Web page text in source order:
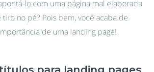
lo com uma página mal elaborada
no pé? Pois bem, você acaba de
de uma landing page!